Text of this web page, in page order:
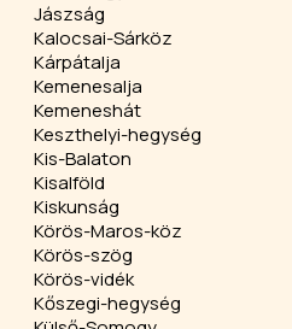
Jászság
Kalocsai-Sárköz
Kárpátalja
Kemenesalja
Kemeneshát
Keszthelyi-hegység
Kis-Balaton
Kisalföld
Kiskunság
Körös-Maros-köz
Körös-szög
Körös-vidék
Kőszegi-hegység